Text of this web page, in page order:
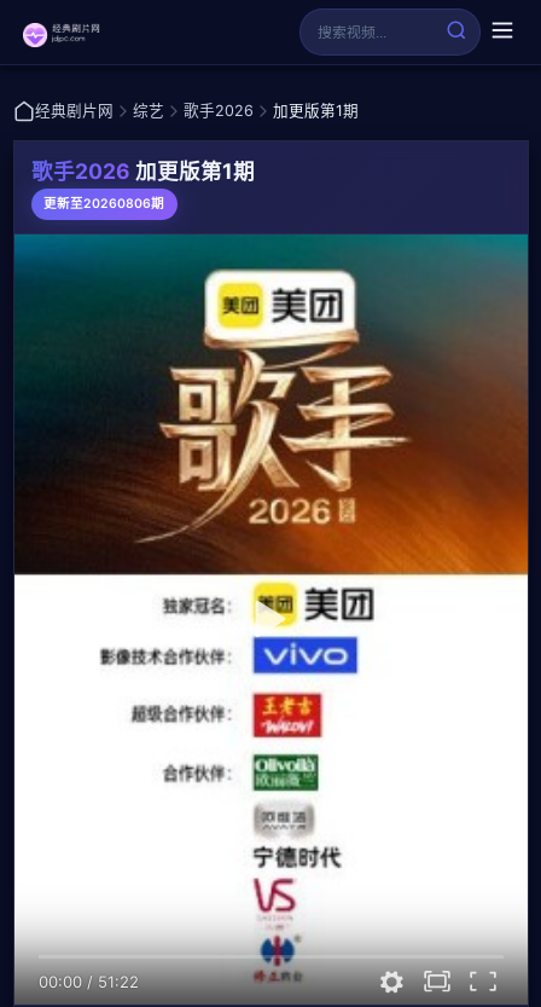
经典剧片网 综艺 歌手2026 加更版第1期
歌手2026 加更版第1期
更新至20260806期
00:00/51:22